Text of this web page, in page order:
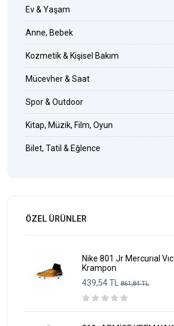
Ev & Yaşam
Anne, Bebek
Kozmetik & Kişisel Bakım
Mücevher & Saat
Spor & Outdoor
Kitap, Müzik, Film, Oyun
Bilet, Tatil & Eğlence
ÖZEL ÜRÜNLER
Nike 801 Jr Mercurıal
Krampon
439,54 TL 861,84 TL